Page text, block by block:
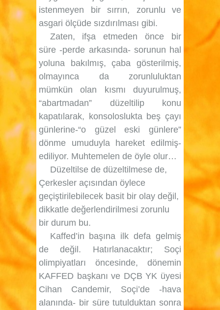
istenmeyen bir sırrın, zorunlu ve
asgari ölçüde sızdırılması gibi.
Zaten, ifşa etmeden önce bir
süre -perde arkasında- sorunun hal
yoluna bakılmış, çaba gösterilmiş,
olmayınca da zorunluluktan
mümkün olan kısmı duyurulmuş,
“abartmadan” düzeltilip konu
kapatılarak, konsoloslukta beş çayı
günlerine-“o güzel eski günlere”
dönme umuduyla hareket edilmiş-
ediliyor. Muhtemelen de öyle olur…
Düzeltilse de düzeltilmese de,
Çerkesler açısından öylece
geçiştirilebilecek basit bir olay değil,
dikkatle değerlendirilmesi zorunlu
bir durum bu.
Kaffed’in başına ilk defa gelmiş
de değil. Hatırlanacaktır; Soçi
olimpiyatları öncesinde, dönemin
KAFFED başkanı ve DÇB YK üyesi
Cihan Candemir, Soçi’de -hava
alanında- bir süre tutulduktan sonra